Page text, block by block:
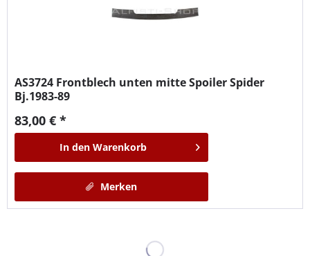
AS3724 Frontblech unten mitte Spoiler Spider
Bj.1983-89
83,00 € *
In den Warenkorb
Merken